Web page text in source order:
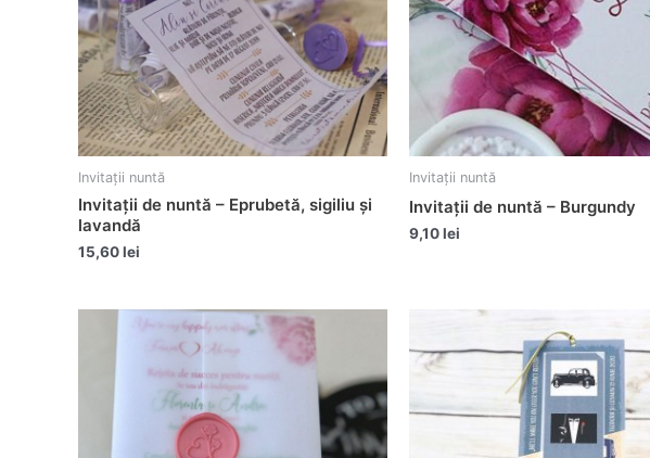
Invitații nuntă
Invitații de nuntă – Eprubetă, sigiliu și
lavandă
15,60lei
Invitații nuntă
Invitații de nuntă – Burgundy
9,10lei